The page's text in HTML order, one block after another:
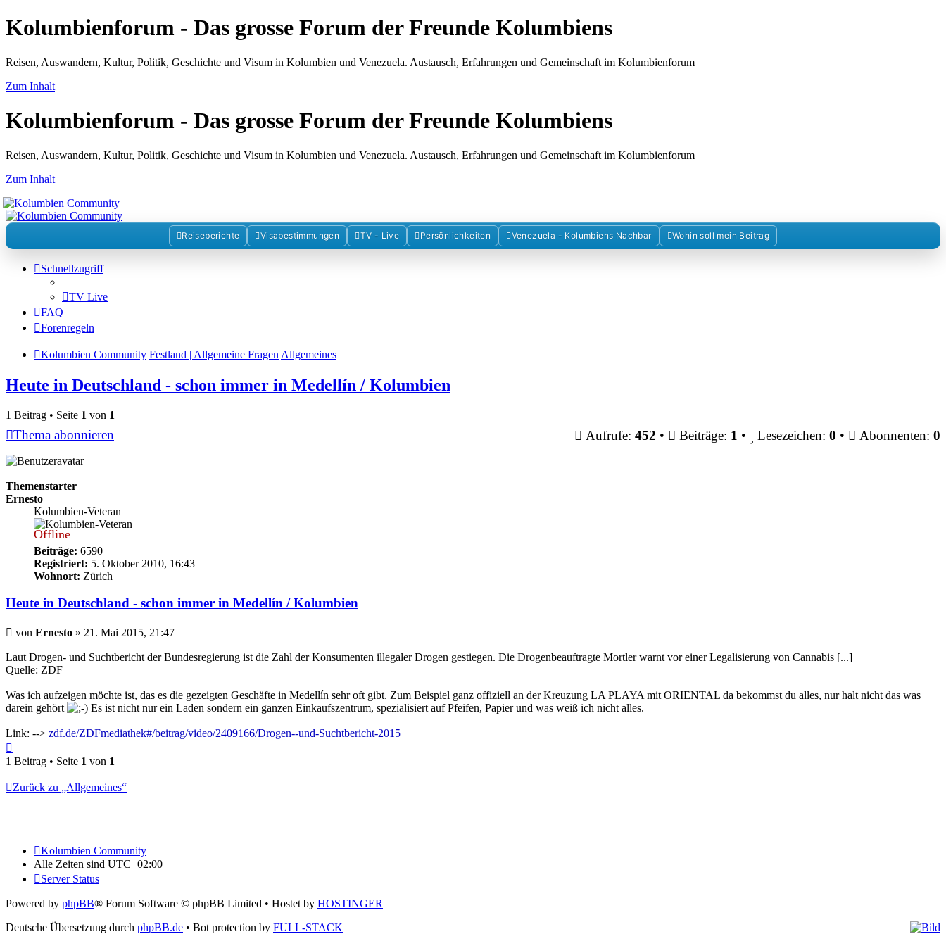
Kolumbienforum - Das grosse Forum der Freunde Kolumbiens
Reisen, Auswandern, Kultur, Politik, Geschichte und Visum in Kolumbien und Venezuela. Austausch, Erfahrungen und Gemeinschaft im Kolumbienforum
Zum Inhalt
Kolumbienforum - Das grosse Forum der Freunde Kolumbiens
Reisen, Auswandern, Kultur, Politik, Geschichte und Visum in Kolumbien und Venezuela. Austausch, Erfahrungen und Gemeinschaft im Kolumbienforum
Zum Inhalt
Reiseberichte Visabestimmungen TV - Live Persönlichkeiten Venezuela - Kolumbiens Nachbar Wohin soll mein Beitrag
Schnellzugriff
TV Live
FAQ
Forenregeln
Kolumbien Community Festland | Allgemeine Fragen Allgemeines
Heute in Deutschland - schon immer in Medellín / Kolumbien
1 Beitrag • Seite 1 von 1
Thema abonnieren Aufrufe: 452 • Beiträge: 1 • Lesezeichen: 0 • Abonnenten: 0
Themenstarter
Ernesto
Kolumbien-Veteran
Offline
Beiträge: 6590
Registriert: 5. Oktober 2010, 16:43
Wohnort: Zürich
Heute in Deutschland - schon immer in Medellín / Kolumbien
Beitrag
von Ernesto » 21. Mai 2015, 21:47
Laut Drogen- und Suchtbericht der Bundesregierung ist die Zahl der Konsumenten illegaler Drogen gestiegen. Die Drogenbeauftragte Mortler warnt vor einer Legalisierung von Cannabis [...]
Quelle: ZDF
Was ich aufzeigen möchte ist, das es die gezeigten Geschäfte in Medellín sehr oft gibt. Zum Beispiel ganz offiziell an der Kreuzung LA PLAYA mit ORIENTAL da bekommst du alles, nur halt nicht das was
darein gehört
Es ist nicht nur ein Laden sondern ein ganzen Einkaufszentrum, spezialisiert auf Pfeifen, Papier und was weiß ich nicht alles.
Link: --> zdf.de/ZDFmediathek#/beitrag/video/2409166/Drogen--und-Suchtbericht-2015
oben
1 Beitrag • Seite 1 von 1
Zurück zu „Allgemeines“
Kolumbien Community
Alle Zeiten sind UTC+02:00
Server Status
Powered by phpBB® Forum Software © phpBB Limited • Hostet by HOSTINGER
Deutsche Übersetzung durch phpBB.de • Bot protection by FULL-STACK